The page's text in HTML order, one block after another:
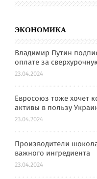
ЭКОНОМИКА
Владимир Путин
оплате за
23.04.2024
Евросоюз тоже хочет
активы в пользу
23.04.2024
Производители
важного ингредиента
23.04.2024